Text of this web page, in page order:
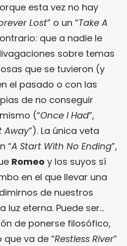
esta vez no hay
Lost” o un “Take A
que a nadie le
sobre temas
que se tuvieron (y
el pasado o con las
de no conseguir
(“Once I Had”,
Away”). La única veta
“A Start With No Ending”,
Romeo y los suyos sí
en el que llevar una
de nuestros
luz eterna. Puede ser…
de ponerse filosófico,
va de “Restless River”